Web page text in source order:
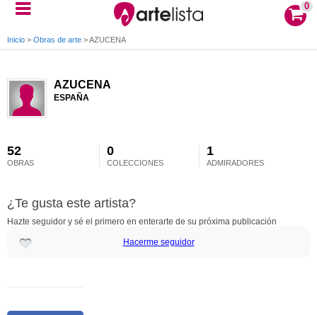
0
Inicio > Obras de arte >AZUCENA
AZUCENA
ESPAÑA
52
OBRAS
0
COLECCIONES
1
ADMIRADORES
¿Te gusta este artista?
Hazte seguidor y sé el primero en enterarte de su próxima publicación
Hacerme seguidor